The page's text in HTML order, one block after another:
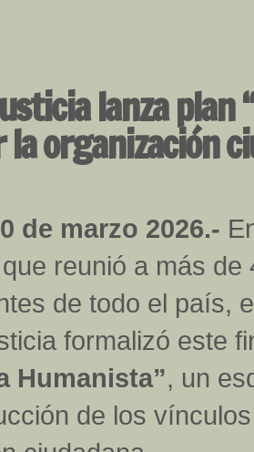
lanza plan
organización
de marzo 2026.-
reunió a más de
de todo el país,
formalizó este
Humanista”, un
de los